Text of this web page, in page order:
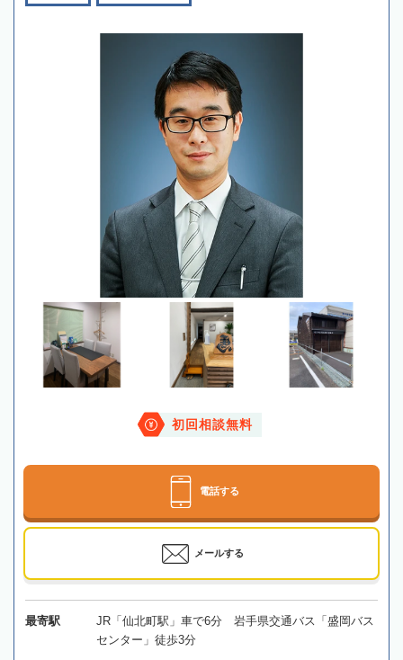
初回相談無料
電話する
メールする
最寄駅
JR「仙北町駅」車で6分 岩手県交通バス「盛岡バス
センター」徒歩3分